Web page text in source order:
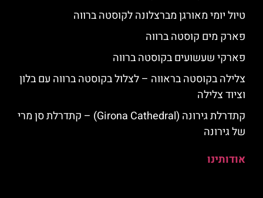
טיול יומי מאורגן מברצלונה לקוסטה ברווה
פארק מים קוסטה ברווה
פארקי שעשועים בקוסטה ברווה
צלילה בקוסטה בראווה – לצלול בקוסטה ברווה עם בלון
וציוד צלילה
קתדרלת גירונה (Girona Cathedral) – קתדרלת סן מרי
של גירונה
אודותינו